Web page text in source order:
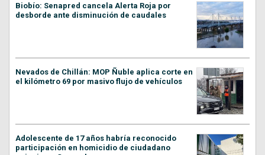
Biobío: Senapred cancela Alerta Roja por
desborde ante disminución de caudales
Nevados de Chillán: MOP Ñuble aplica corte en
el kilómetro 69 por masivo flujo de vehículos
Adolescente de 17 años habría reconocido
participación en homicidio de ciudadano